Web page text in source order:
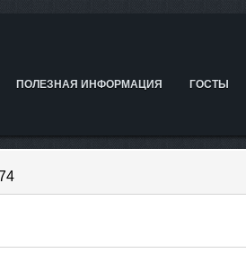
ПОЛЕЗНАЯ ИНФОРМАЦИЯ ГОСТЫ